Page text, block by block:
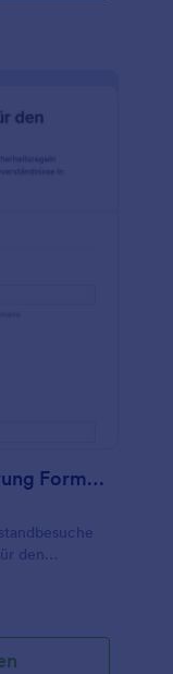
Schießstand Verzichtserklärung Formular
den
Vereine,